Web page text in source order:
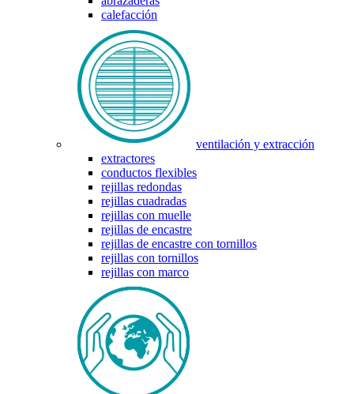
calefacción
ventilación y extracción
extractores
conductos flexibles
rejillas redondas
rejillas cuadradas
rejillas con muelle
rejillas de encastre
rejillas de encastre con tornillos
rejillas con tornillos
rejillas con marco